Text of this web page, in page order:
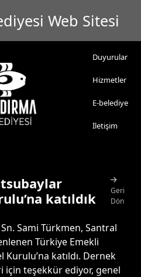
Web Sitesi
Duyurular
Hizmetler
E-belediye
İletişim
katıldık
Geri
Dön
Sami Türkmen, Santral
Türkiye Emekli
katıldı. Dernek
için teşekkür ediyor, genel